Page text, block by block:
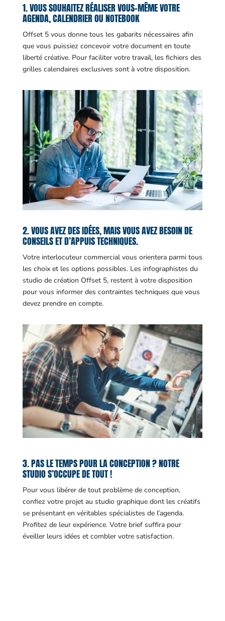
1. VOUS SOUHAITEZ RÉALISER VOUS-MÊME VOTRE
AGENDA, CALENDRIER OU NOTEBOOK
Offset 5 vous donne tous les gabarits nécessaires afin
que vous puissiez concevoir votre document en toute
liberté créative. Pour faciliter votre travail, les fichiers des
grilles calendaires exclusives sont à votre disposition.
2. VOUS AVEZ DES IDÉES, MAIS VOUS AVEZ BESOIN DE
CONSEILS ET D’APPUIS TECHNIQUES.
Votre interlocuteur commercial vous orientera parmi tous
les choix et les options possibles. Les infographistes du
studio de création Offset 5, restent à votre disposition
pour vous informer des contraintes techniques que vous
devez prendre en compte.
3. PAS LE TEMPS POUR LA CONCEPTION ? NOTRE
STUDIO S’OCCUPE DE TOUT !
Pour vous libérer de tout problème de conception,
confiez votre projet au studio graphique dont les créatifs
se présentant en véritables spécialistes de l’agenda.
Profitez de leur expérience. Votre brief suffira pour
éveiller leurs idées et combler votre satisfaction.